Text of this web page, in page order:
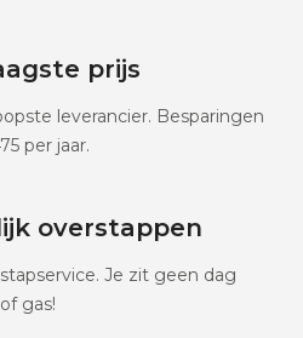
prijs
leverancier. Besparingen
per jaar.
overstappen
Je zit geen dag
gas!